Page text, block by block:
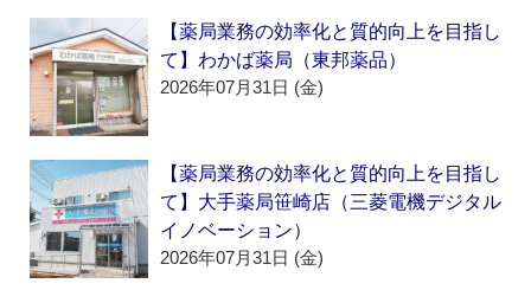
【薬局業務の効率化と質的向上を目指し
て】わかば薬局（東邦薬品）
2026年07月31日 (金)
【薬局業務の効率化と質的向上を目指し
て】大手薬局笹崎店（三菱電機デジタル
イノベーション）
2026年07月31日 (金)